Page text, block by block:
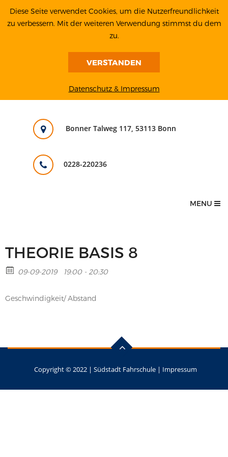
Bonner Talweg 117, 53113 Bonn
0228-220236
MENU
THEORIE BASIS 8
09-09-2019 19:00 - 20:30
Geschwindigkeit/ Abstand
Copyright © 2022 | Südstadt Fahrschule | Impressum
Diese Seite verwendet Cookies, um die Nutzerfreundlichkeit
zu verbessern. Mit der weiteren Verwendung stimmst du dem
zu.
VERSTANDEN
Datenschutz & Impressum